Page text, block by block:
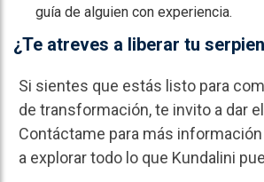
guía de alguien con experiencia.
¿Te atreves a liberar tu
Si sientes que estás listo para
de transformación, te invito a dar
Contáctame para más
a explorar todo lo que Kundalini